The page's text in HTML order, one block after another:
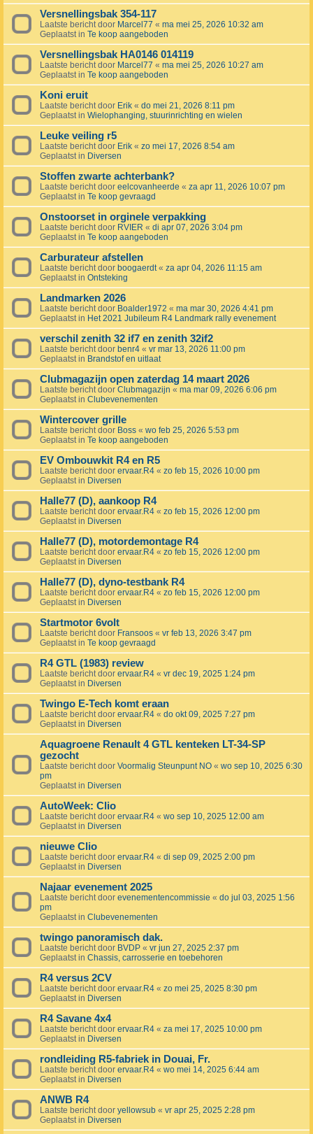
Versnellingsbak 354-117
Laatste bericht door Marcel77 « ma mei 25, 2026 10:32 am
Geplaatst in Te koop aangeboden
Versnellingsbak HA0146 014119
Laatste bericht door Marcel77 « ma mei 25, 2026 10:27 am
Geplaatst in Te koop aangeboden
Koni eruit
Laatste bericht door Erik « do mei 21, 2026 8:11 pm
Geplaatst in Wielophanging, stuurinrichting en wielen
Leuke veiling r5
Laatste bericht door Erik « zo mei 17, 2026 8:54 am
Geplaatst in Diversen
Stoffen zwarte achterbank?
Laatste bericht door eelcovanheerde « za apr 11, 2026 10:07 pm
Geplaatst in Te koop gevraagd
Onstoorset in orginele verpakking
Laatste bericht door RVIER « di apr 07, 2026 3:04 pm
Geplaatst in Te koop aangeboden
Carburateur afstellen
Laatste bericht door boogaerdt« za apr 04, 2026 11:15 am
Geplaatst in Ontsteking
Landmarken 2026
Laatste bericht door Boalder1972 « ma mar 30, 2026 4:41 pm
Geplaatst in Het 2021 Jubileum R4 Landmark rally evenement
verschil zenith 32 if7 en zenith 32if2
Laatste bericht door benr4 « vr mar 13, 2026 11:00 pm
Geplaatst in Brandstof en uitlaat
Clubmagazijn open zaterdag 14 maart 2026
Laatste bericht door Clubmagazijn « ma mar 09, 2026 6:06 pm
Geplaatst in Clubevenementen
Wintercover grille
Laatste bericht door Boss « wo feb 25, 2026 5:53 pm
Geplaatst in Te koop aangeboden
EV Ombouwkit R4 en R5
Laatste bericht door ervaar.R4 « zo feb 15, 2026 10:00 pm
Geplaatst in Diversen
Halle77 (D), aankoop R4
Laatste bericht door ervaar.R4 « zo feb 15, 2026 12:00 pm
Geplaatst in Diversen
Halle77 (D), motordemontage R4
Laatste bericht door ervaar.R4 « zo feb 15, 2026 12:00 pm
Geplaatst in Diversen
Halle77 (D), dyno-testbank R4
Laatste bericht door ervaar.R4 « zo feb 15, 2026 12:00 pm
Geplaatst in Diversen
Startmotor 6volt
Laatste bericht door Fransoos « vr feb 13, 2026 3:47 pm
Geplaatst in Te koop gevraagd
R4 GTL (1983) review
Laatste bericht door ervaar.R4 « vr dec 19, 2025 1:24 pm
Geplaatst in Diversen
Twingo E-Tech komt eraan
Laatste bericht door ervaar.R4 « do okt 09, 2025 7:27 pm
Geplaatst in Diversen
Aquagroene Renault 4 GTL kenteken LT-34-SP
gezocht
Laatste bericht door Voormalig Steunpunt NO « wo sep 10, 2025 6:30
pm
Geplaatst in Diversen
AutoWeek: Clio
Laatste bericht door ervaar.R4 « wo sep 10, 2025 12:00 am
Geplaatst in Diversen
nieuwe Clio
Laatste bericht door ervaar.R4 « di sep 09, 2025 2:00 pm
Geplaatst in Diversen
Najaar evenement 2025
Laatste bericht door evenementencommissie « do jul 03, 2025 1:56
pm
Geplaatst in Clubevenementen
twingo panoramisch dak.
Laatste bericht door BVDP « vr jun 27, 2025 2:37 pm
Geplaatst in Chassis, carrosserie en toebehoren
R4 versus 2CV
Laatste bericht door ervaar.R4 « zo mei 25, 2025 8:30 pm
Geplaatst in Diversen
R4 Savane 4x4
Laatste bericht door ervaar.R4 « za mei 17, 2025 10:00 pm
Geplaatst in Diversen
rondleiding R5-fabriek in Douai, Fr.
Laatste bericht door ervaar.R4 « wo mei 14, 2025 6:44 am
Geplaatst in Diversen
ANWB R4
Laatste bericht door yellowsub « vr apr 25, 2025 2:28 pm
Geplaatst in Diversen